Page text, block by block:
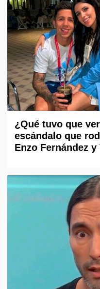
¿Qué tuvo que
escándalo que
Enzo Fernández